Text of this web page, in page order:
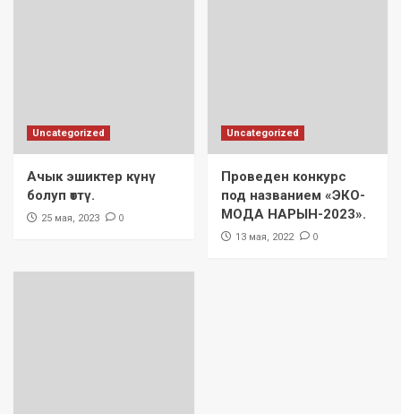
Uncategorized
Ачык эшиктер күнү
болуп өттү.
25 мая, 2023 0
Uncategorized
Проведен конкурс
под названием «ЭКО-
МОДА НАРЫН-2023».
13 мая, 2022 0